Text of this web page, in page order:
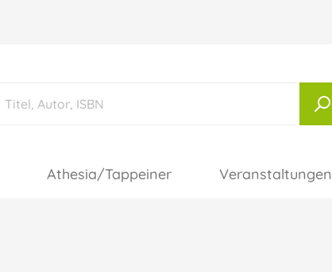
Athesia/Tappeiner Veranstaltungen